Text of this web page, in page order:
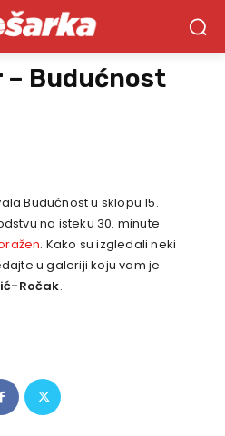
– Budućnost
Budućnost u sklopu 15.
na isteku 30. minute
. Kako su izgledali neki
u galeriji koju vam je
Ročak.